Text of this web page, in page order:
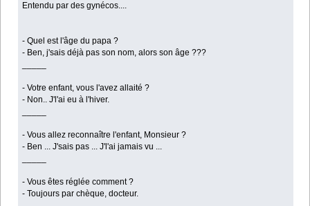
Entendu par des gynécos....
- Quel est l'âge du papa ?
- Ben, j'sais déjà pas son nom, alors son âge ???
- Votre enfant, vous l'avez allaité ?
- Non.. J'l'ai eu à l'hiver.
- Vous allez reconnaître l'enfant, Monsieur ?
- Ben ... J'sais pas ... J'l'ai jamais vu ...
- Vous êtes réglée comment ?
- Toujours par chèque, docteur.